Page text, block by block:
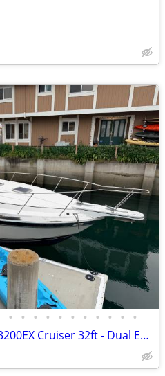
• • • • • • • • • • •
1989 Wellcraft St. Tropez 3200EX Cruiser 32ft - Dual Engine - Low Hour